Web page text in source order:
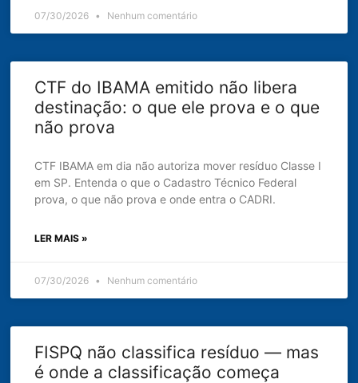
07/30/2026 Nenhum comentário
CTF do IBAMA emitido não libera
destinação: o que ele prova e o que
não prova
CTF IBAMA em dia não autoriza mover resíduo Classe I
em SP. Entenda o que o Cadastro Técnico Federal
prova, o que não prova e onde entra o CADRI.
LER MAIS »
07/30/2026 Nenhum comentário
FISPQ não classifica resíduo — mas
é onde a classificação começa